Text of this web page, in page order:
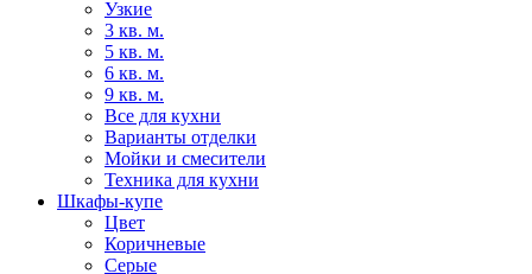
Узкие
3 кв. м.
5 кв. м.
6 кв. м.
9 кв. м.
Все для кухни
Варианты отделки
Мойки и смесители
Техника для кухни
Шкафы-купе
Цвет
Коричневые
Серые